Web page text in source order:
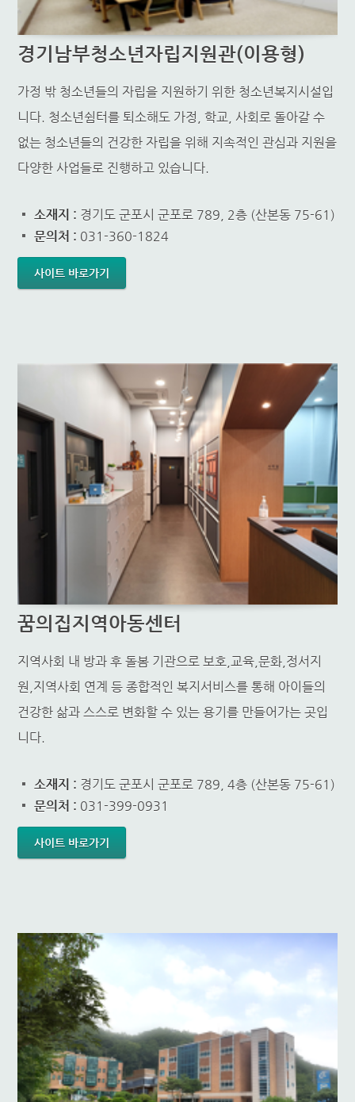
경기남부청소년자립지원관(이용형)
가정 밖 청소년들의 자립을 지원하기 위한 청소년복지시설입
니다. 청소년쉼터를 퇴소해도 가정, 학교, 사회로 돌아갈 수
없는 청소년들의 건강한 자립을 위해 지속적인 관심과 지원을
다양한 사업들로 진행하고 있습니다.
소재지 : 경기도 군포시 군포로 789, 2층 (산본동 75-61)
문의처 : 031-360-1824
사이트 바로가기
꿈의집지역아동센터
지역사회 내 방과 후 돌봄 기관으로 보호,교육,문화,정서지
원,지역사회 연계 등 종합적인 복지서비스를 통해 아이들의
건강한 삶과 스스로 변화할 수 있는 용기를 만들어가는 곳입
니다.
소재지 : 경기도 군포시 군포로 789, 4층 (산본동 75-61)
문의처 : 031-399-0931
사이트 바로가기